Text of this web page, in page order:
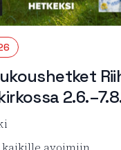
kaikille avoimiin